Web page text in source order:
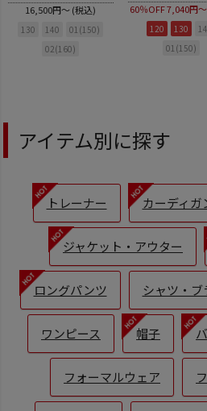
16,500円～ (税込)
130 140
01(150)
02(160)
60％OFF7,040円
120 130
01(150)
アイテム別に探す
トレーナー カーディガ
ジャケット・アウター
ロングパンツ シャツ・ブ
ワンピース 帽子
フォーマルウェア